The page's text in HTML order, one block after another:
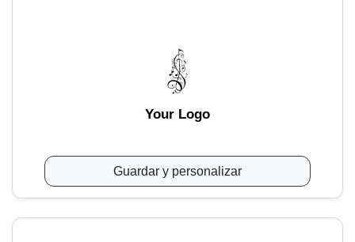
Your Logo
Guardar y personalizar